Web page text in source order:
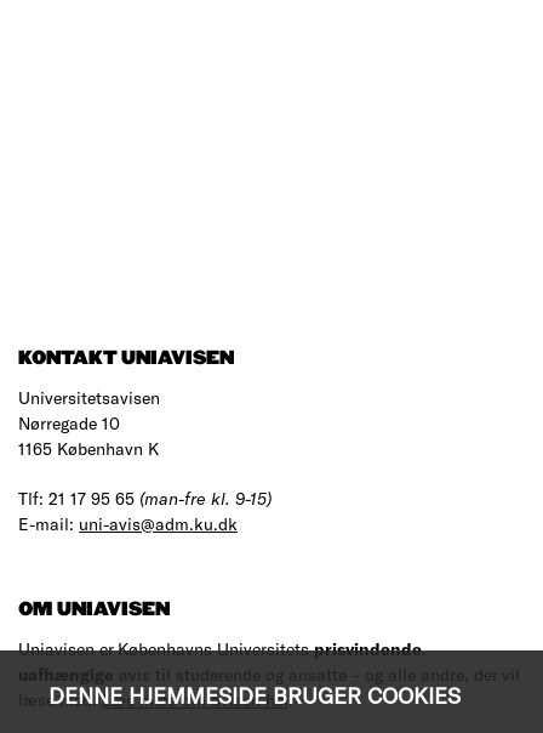
DENNE HJEMMESIDE BRUGER COOKIES
KONTAKT UNIAVISEN
Universitetsavisen
Nørregade 10
1165 København K
Tlf: 21 17 95 65 (man-fre kl. 9-15)
E-mail: uni-avis@adm.ku.dk
OM UNIAVISEN
Uniavisen er Københavns Universitetsprisvindende,
uafhængige avis til studerende og ansatte – og alle andre, der vil
læse med.Læs mere om avisen her.